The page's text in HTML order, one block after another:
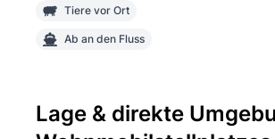
Tiere vor Ort
Ab an den Fluss
Lage & direkte